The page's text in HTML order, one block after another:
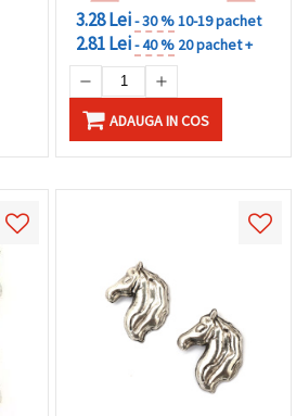
3.28 Lei- 30 %10-19 pachet
2.81 Lei- 40 % 20 pachet +
ADAUGA IN COS